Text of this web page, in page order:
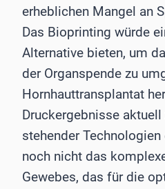
erheblichen Mangel an
Das Bioprinting würde
Alternative bieten, um
der Organspende zu
Hornhauttransplantat
Druckergebnisse
stehender
noch nicht das
Gewebes, das für die